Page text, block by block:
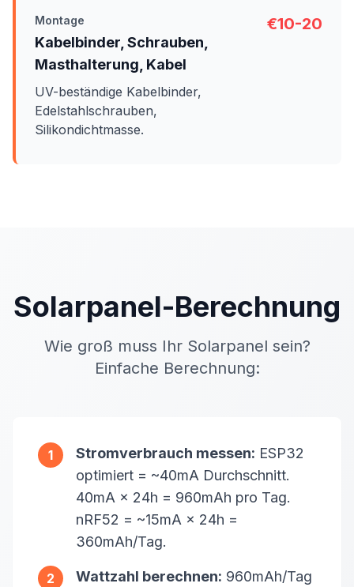
Montage
Kabelbinder, Schrauben,
Masthalterung, Kabel
UV-beständige Kabelbinder,
Edelstahlschrauben,
Silikondichtmasse.
€10-20
Solarpanel-Berechnung
Wie groß muss Ihr Solarpanel sein?
Einfache Berechnung:
1 Stromverbrauch messen: ESP32
optimiert = ~40mA Durchschnitt.
40mA × 24h = 960mAh pro Tag.
nRF52 = ~15mA × 24h =
360mAh/Tag.
2 Wattzahl berechnen: 960mAh/Tag